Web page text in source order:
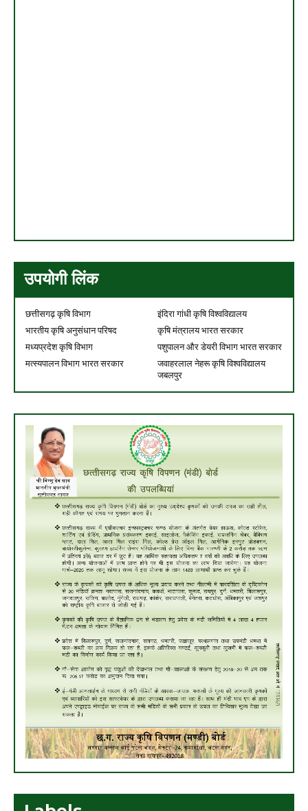
उपयोगी लिंक
छत्तीसगढ़ कृषि विभाग
इंदिरा गांधी कृषि विश्वविद्यालय
भारतीय कृषि अनुसंधान परिषद
कृषि मंत्रालय भारत सरकार
मध्यप्रदेश कृषि विभाग
पशुपालन और डेयरी विभाग भारत सरकार
मत्स्यपालन विभाग भारत सरकार
जवाहरलाल नेहरू कृषि विश्वविद्यालय
जबलपुर